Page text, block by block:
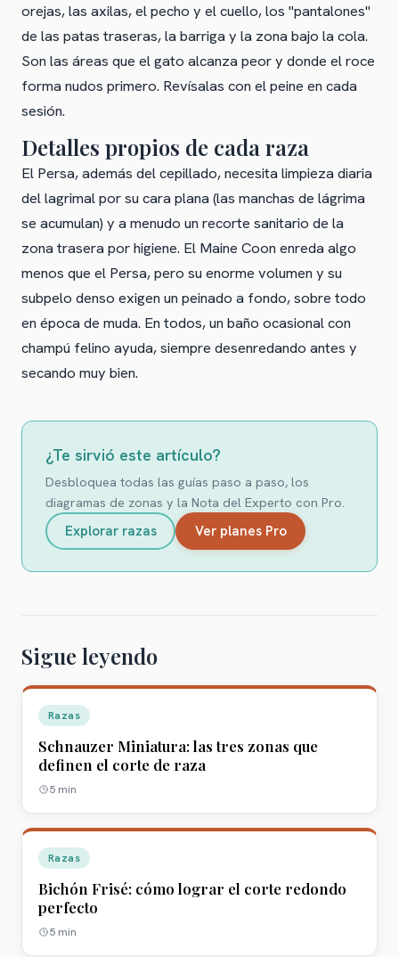
orejas, las axilas, el pecho y el cuello, los "pantalones"
de las patas traseras, la barriga y la zona bajo la cola.
Son las áreas que el gato alcanza peor y donde el roce
forma nudos primero. Revísalas con el peine en cada
sesión.
Detalles propios de cada raza
El Persa, además del cepillado, necesita limpieza diaria
del lagrimal por su cara plana (las manchas de lágrima
se acumulan) y a menudo un recorte sanitario de la
zona trasera por higiene. El Maine Coon enreda algo
menos que el Persa, pero su enorme volumen y su
subpelo denso exigen un peinado a fondo, sobre todo
en época de muda. En todos, un baño ocasional con
champú felino ayuda, siempre desenredando antes y
secando muy bien.
¿Te sirvió este artículo?
Desbloquea todas las guías paso a paso, los
diagramas de zonas y la Nota del Experto con Pro.
Explorar razas Ver planes Pro
Sigue leyendo
Razas
Schnauzer Miniatura: las tres zonas que
definen el corte de raza
5 min
Razas
Bichón Frisé: cómo lograr el corte redondo
perfecto
5 min